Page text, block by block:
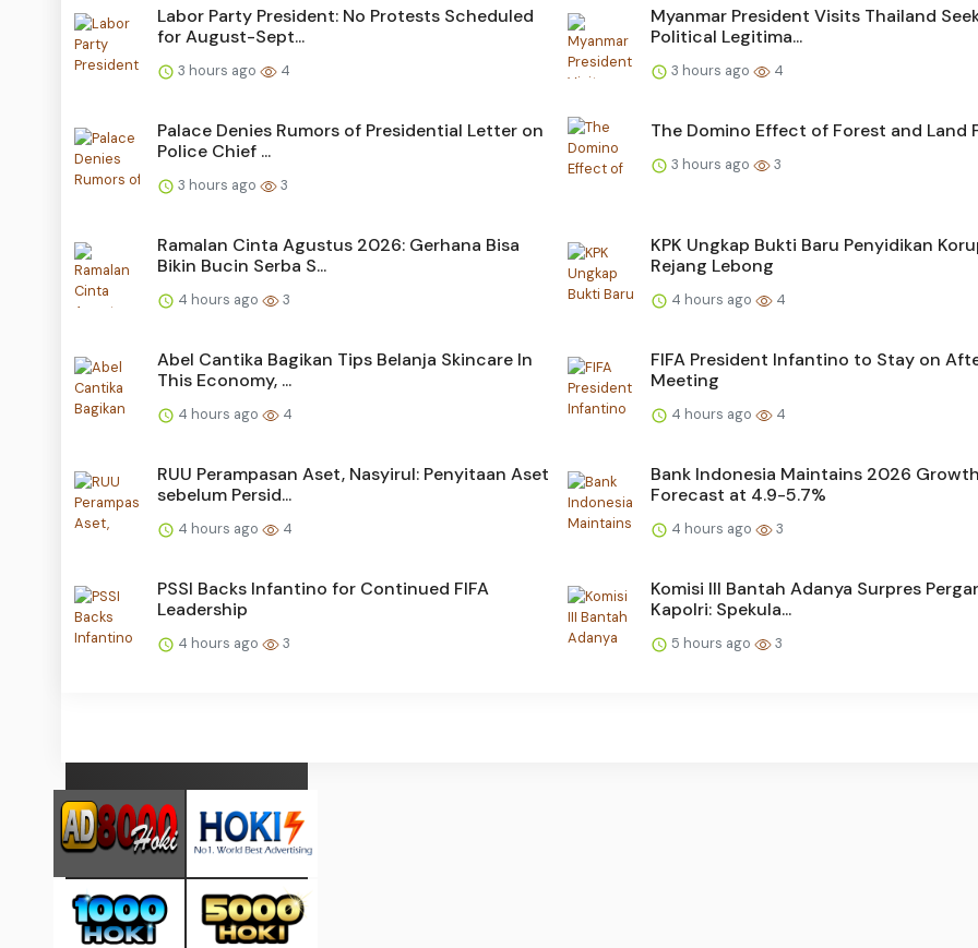
Labor Party President: No Protests Scheduled
for August-Sept...
3 hours ago 4
Myanmar President Visits Thailand
Political Legitima...
3 hours ago 4
Palace Denies Rumors of Presidential Letter on
Police Chief ...
3 hours ago 3
The Domino Effect of Forest and Land
3 hours ago 3
Ramalan Cinta Agustus 2026: Gerhana Bisa
Bikin Bucin Serba S...
4 hours ago 3
KPK Ungkap Bukti Baru Penyidikan
Rejang Lebong
4 hours ago 4
Abel Cantika Bagikan Tips Belanja Skincare In
This Economy, ...
4 hours ago 4
FIFA President Infantino to Stay on
Meeting
4 hours ago 4
RUU Perampasan Aset, Nasyirul: Penyitaan Aset
sebelum Persid...
4 hours ago 4
Bank Indonesia Maintains 2026 Growth
Forecast at 4.9-5.7%
4 hours ago 3
PSSI Backs Infantino for Continued FIFA
Leadership
4 hours ago 3
Komisi III Bantah Adanya Surpres
Kapolri: Spekula...
5 hours ago 3